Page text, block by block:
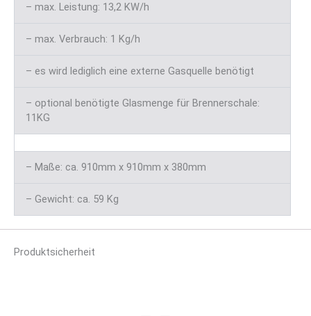
– max. Leistung: 13,2 KW/h
– max. Verbrauch: 1 Kg/h
– es wird lediglich eine externe Gasquelle benötigt
– optional benötigte Glasmenge für Brennerschale:
11KG
– Maße: ca. 910mm x 910mm x 380mm
– Gewicht: ca. 59 Kg
Produktsicherheit